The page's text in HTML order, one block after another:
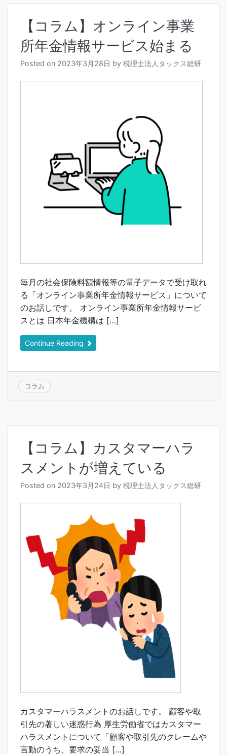
【コラム】オンライン事業
所年金情報サービス始まる
Posted on 2023年3月28日 by 税理士法人タックス総研
毎月の社会保険料額情報等の電子データで受け取れ
る「オンライン事業所年金情報サービス」について
のお話しです。 オンライン事業所年金情報サービ
スとは 日本年金機構は […]
Continue Reading
コラム
【コラム】カスタマーハラ
スメントが増えている
Posted on 2023年3月24日 by 税理士法人タックス総研
カスタマーハラスメントのお話しです。 顧客や取
引先の著しい迷惑行為 厚生労働省ではカスタマー
ハラスメントについて「顧客や取引先のクレームや
言動のうち、要求の妥当 […]